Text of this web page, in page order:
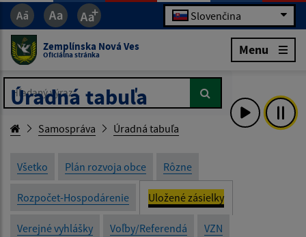
Slovenčina
Zemplínska Nová Ves
Oficiálna stránka Menu
Hľadaný výraz...
Hľadaný výraz...
Úradná tabuľa
Samospráva Úradná tabuľa
Všetko Plán rozvoja obce Rôzne
Rozpočet-Hospodárenie Uložené zásielky
Verejné vyhlášky Voľby/Referendá VZN